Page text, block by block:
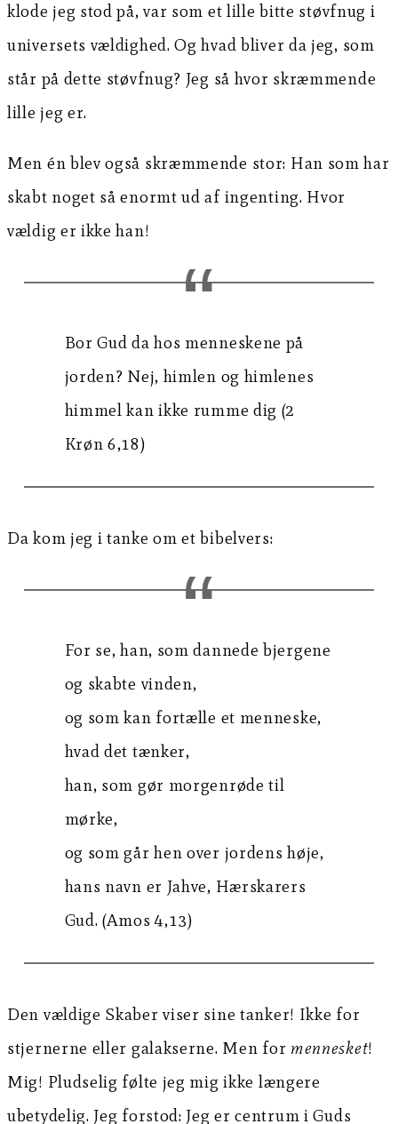
klode jeg stod på, var som et lille bitte støvfnug i
universets vældighed. Og hvad bliver da jeg, som
står på dette støvfnug? Jeg så hvor skræmmende
lille jeg er.
Men én blev også skræmmende stor: Han som har
skabt noget så enormt ud af ingenting. Hvor
vældig er ikke han!
Bor Gud da hos menneskene på
jorden? Nej, himlen og himlenes
himmel kan ikke rumme dig (2
Krøn 6,18)
Da kom jeg i tanke om et bibelvers:
For se, han, som dannede bjergene
og skabte vinden,
og som kan fortælle et menneske,
hvad det tænker,
han, som gør morgenrøde til
mørke,
og som går hen over jordens høje,
hans navn er Jahve, Hærskarers
Gud. (Amos 4,13)
Den vældige Skaber viser sine tanker! Ikke for
stjernerne eller galakserne. Men for mennesket!
Mig! Pludselig følte jeg mig ikke længere
ubetydelig. Jeg forstod: Jeg er centrum i Guds